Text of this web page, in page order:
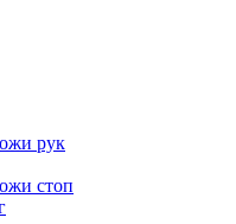
рук
стоп